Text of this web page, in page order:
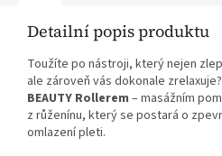
Detailní popis produktu
Toužíte po nástroji, který nejen
ale zároveň vás dokonale
BEAUTY Rollerem – masážním
z růženínu, který se postará o
omlazení pleti.